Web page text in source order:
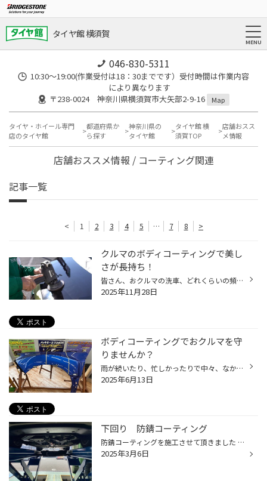
タイヤ館 横須賀
046-830-5311
10:30～19:00(作業受付は18：30までです）受付時間は作業内容
により異なります
〒238-0024 神奈川県横須賀市大矢部2-9-16
Map
タイヤ・ホイール専門
店のタイヤ館
都道府県か
ら探す
神奈川県の
タイヤ館
タイヤ館 横
須賀TOP
店舗おスス
メ情報
店舗おススメ情報 / コーティング関連
記事一覧
< 1 2 3 4 5 … 7 8 >
クルマのボディコーティングで美し
さが長持ち！
皆さん、おクルマの洗車、どれくらいの頻度でされてますか？ お忙しい毎日の中で、ずっとキレイに保つのは至難の業ではないでしょうか？ それでも、なるべくクルマはキレイに保ちたいというお客様にオススメなサービス 今回は、おクルマの「ボディコーティング」のご紹介です。 ボディコーティング...
2025年11月28日
ボディコーティングでおクルマを守
りませんか？
雨が続いたり、忙しかったりで中々、なかなか細目に洗車ができない、 でもクルマはキレイに保ちたいというお客様にオススメの 「ボディコーティング」サービスのご紹介です。 是非、タイヤ館でおクルマのボディコーティングをしませんか？ コクピット・タイヤ館のボディーコーティングがおススメ！ ...
2025年6月13日
下回り 防錆コーティング
防錆コーティングを施工させて頂きました ハブ等含め防錆コートをおすすめしています(^▽^)/ 雨が降って湿気でムンムンΣ(ﾟ∀ﾟﾉ)ﾉｷｬｰ そのままにしておくと・・・お車にサビが発生してしまうかもしれません(´；ω；`) そうなる前に防錆コートをしておけばサビの侵食を遅らせることができるんです(*'▽')/...
2025年3月6日